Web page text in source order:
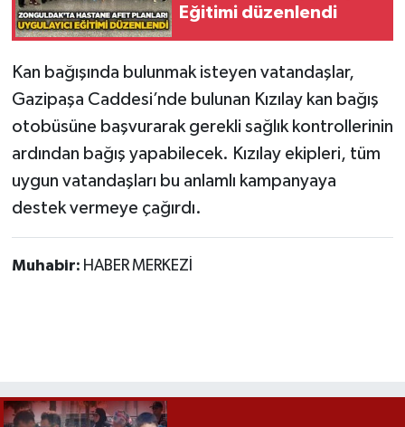
Eğitimi düzenlendi
Kan bağışında bulunmak isteyen vatandaşlar,
Gazipaşa Caddesi’nde bulunan Kızılay kan bağış
otobüsüne başvurarak gerekli sağlık kontrollerinin
ardından bağış yapabilecek. Kızılay ekipleri, tüm
uygun vatandaşları bu anlamlı kampanyaya
destek vermeye çağırdı.
Muhabir: HABER MERKEZİ
Röportaj
Sağlık
SİYASET
Ulusal
Yaşam